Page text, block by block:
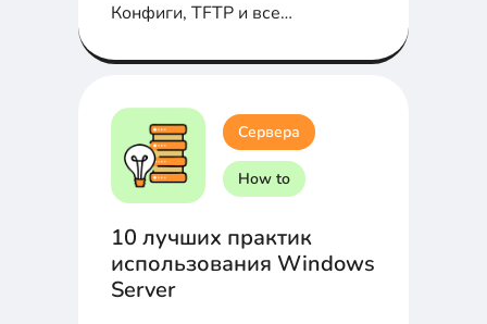
Конфиги, TFTP и все
Сервера
How to
10 лучших практик
использования Windows
Server